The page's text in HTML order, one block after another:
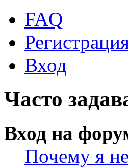
FAQ
Вход
Часто
Вход на
Почему я